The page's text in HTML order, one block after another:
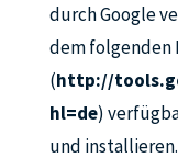
durch Google
dem folgenden
(http://
hl=de)
und installieren.